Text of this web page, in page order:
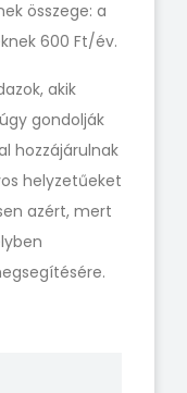
összege: a
600 Ft/év.
akik
gondolják
hozzájárulnak
helyzetűeket
azért, mert